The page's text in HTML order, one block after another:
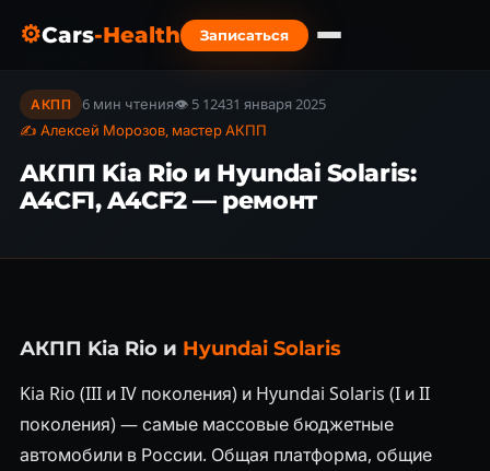
⚙Cars-Health Записаться
Главная › Блог ›
АКПП 6 мин чтения👁 5 12431 января 2025
✍ Алексей Морозов, мастер АКПП
АКПП Kia Rio и Hyundai Solaris:
A4CF1, A4CF2 — ремонт
АКПП Kia Rio и Hyundai Solaris
Kia Rio (III и IV поколения) и Hyundai Solaris (I и II
поколения) — самые массовые бюджетные
автомобили в России. Общая платформа, общие